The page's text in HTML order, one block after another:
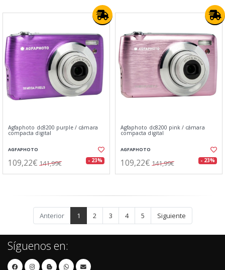
Agfaphoto dc8200 purple / cámara
compacta digital
AGFAPHOTO
109,22€ 141,99€ - 23%
Agfaphoto dc8200 pink / cámara
compacta digital
AGFAPHOTO
109,22€ 141,99€ - 23%
Anterior 1 2 3 4 5 Siguiente
Síguenos en: